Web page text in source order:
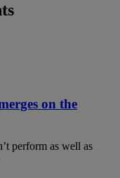
on the
perform as well as